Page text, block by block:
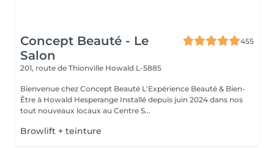
Concept Beauté - Le
Salon
455
201, route de Thionville Howald L-5885
Bienvenue chez Concept Beauté L'Expérience Beauté & Bien-
Être à Howald Hesperange Installé depuis juin 2024 dans nos
tout nouveaux locaux au Centre S...
Browlift + teinture